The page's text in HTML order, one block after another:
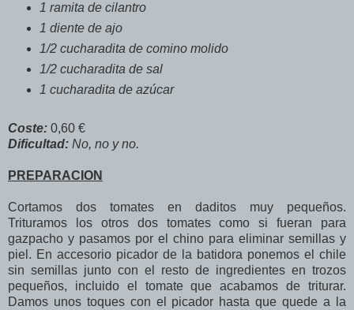
1 ramita de cilantro
1 diente de ajo
1/2 cucharadita de comino molido
1/2 cucharadita de sal
1 cucharadita de azúcar
Coste: 0,60 €
Dificultad: No, no y no.
PREPARACION
Cortamos dos tomates en daditos muy pequeños.
Trituramos los otros dos tomates como si fueran para
gazpacho y pasamos por el chino para eliminar semillas y
piel. En accesorio picador de la batidora ponemos el chile
sin semillas junto con el resto de ingredientes en trozos
pequeños, incluido el tomate que acabamos de triturar.
Damos unos toques con el picador hasta que quede a la